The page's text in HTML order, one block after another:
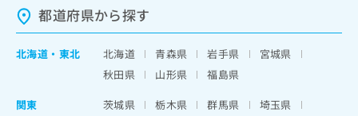
都道府県から探す
北海道 ・ 東北 北海道 青森県 岩手県
宮城県
秋田県
山形県
福島県
関東
茨城県 栃木県 群馬県
埼玉県